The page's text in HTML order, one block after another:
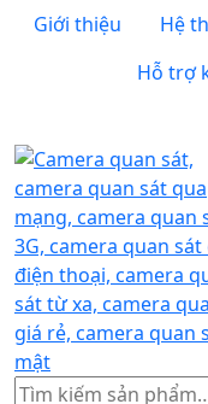
Giới thiệu Hệ
Hỗ trợ
Tìm